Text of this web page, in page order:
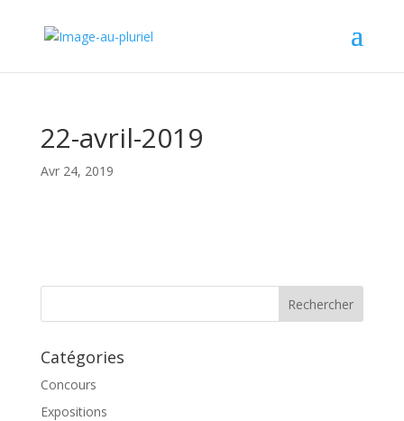
22-avril-2019
Avr 24, 2019
Catégories
Concours
Expositions